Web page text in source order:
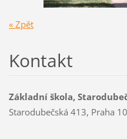
« Zpět
Kontakt
Základní škola,
Starodubečská 413, Praha